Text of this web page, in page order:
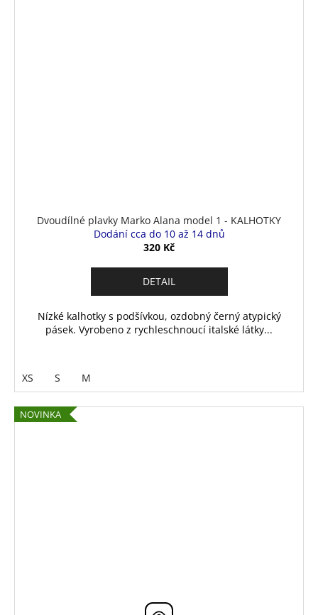
Dvoudílné plavky Marko Alana model 1 - KALHOTKY
Dodání cca do 10 až 14 dnů
320 Kč
DETAIL
Nízké kalhotky s podšívkou, ozdobný černý atypický
pásek. Vyrobeno z rychleschnoucí italské látky...
XS S M
NOVINKA